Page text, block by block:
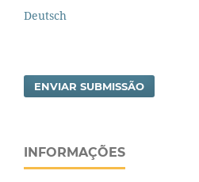
Deutsch
ENVIAR SUBMISSÃO
INFORMAÇÕES